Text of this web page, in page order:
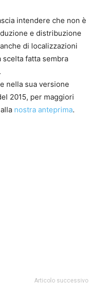
intendere che non è
e distribuzione
di localizzazioni
fatta sembra
nella sua versione
2015, per maggiori
nostra anteprima.
Articolo successivo